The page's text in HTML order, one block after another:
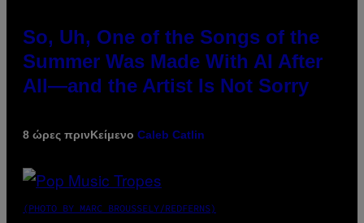
So, Uh, One of the Songs of the
Summer Was Made With AI After
All—and the Artist Is Not Sorry
8 ώρες πρινΚείμενο Caleb Catlin
(PHOTO BY MARC BROUSSELY/REDFERNS)